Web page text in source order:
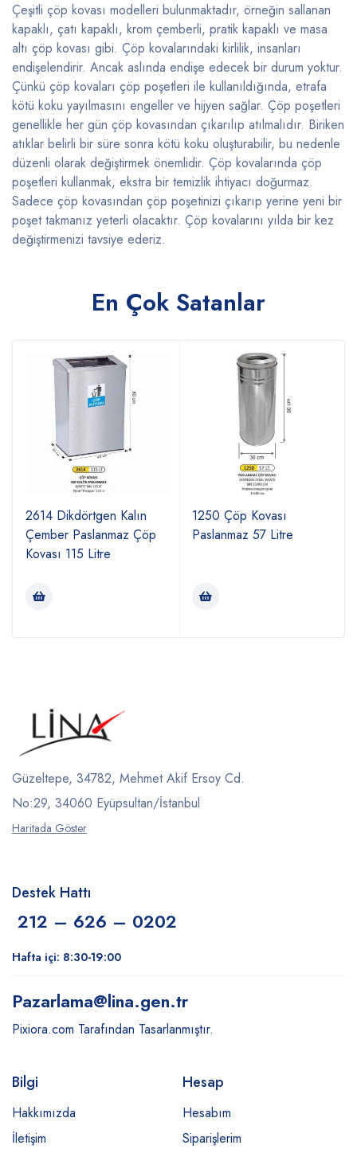
Çeşitli çöp kovası modelleri bulunmaktadır, örneğin sallanan
kapaklı, çatı kapaklı, krom çemberli, pratik kapaklı ve masa
altı çöp kovası gibi. Çöp kovalarındaki kirlilik, insanları
endişelendirir. Ancak aslında endişe edecek bir durum yoktur.
Çünkü çöp kovaları çöp poşetleri ile kullanıldığında, etrafa
kötü koku yayılmasını engeller ve hijyen sağlar. Çöp poşetleri
genellikle her gün çöp kovasından çıkarılıp atılmalıdır. Biriken
atıklar belirli bir süre sonra kötü koku oluşturabilir, bu nedenle
düzenli olarak değiştirmek önemlidir. Çöp kovalarında çöp
poşetleri kullanmak, ekstra bir temizlik ihtiyacı doğurmaz.
Sadece çöp kovasından çöp poşetinizi çıkarıp yerine yeni bir
poşet takmanız yeterli olacaktır. Çöp kovalarını yılda bir kez
değiştirmenizi tavsiye ederiz.
En Çok Satanlar
2614 Dikdörtgen Kalın
Çember Paslanmaz Çöp
Kovası 115 Litre
1250 Çöp Kovası
Paslanmaz 57 Litre
Güzeltepe, 34782, Mehmet Akif Ersoy Cd.
No:29, 34060 Eyüpsultan/İstanbul
Haritada Göster
Destek Hattı
212 – 626 – 0202
Hafta içi: 8:30-19:00
Pazarlama@lina.gen.tr
Pixiora.com Tarafından Tasarlanmıştır.
Bilgi
Hakkımızda
İletişim
Hesap
Hesabım
Siparişlerim